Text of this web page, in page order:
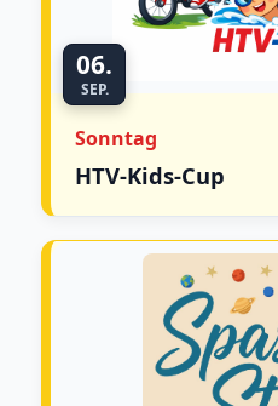
06.
SEP.
Sonntag
HTV-Kids-Cup